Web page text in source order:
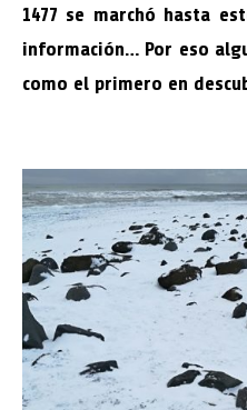
1477 se marchó hasta
información… Por eso
como el primero en